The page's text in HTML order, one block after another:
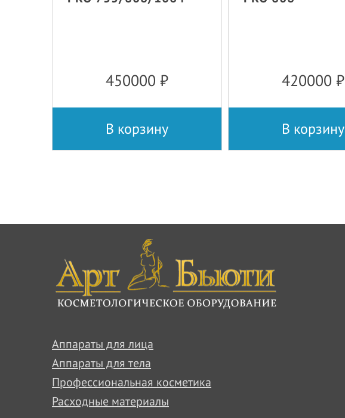
450000 ₽
В корзину
420000 ₽
В корзину
Аппараты для лица
Аппараты для тела
Профессиональная косметика
Расходные материалы